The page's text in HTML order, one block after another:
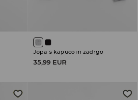
Jopa s kapuco in zadrgo
35,99 EUR